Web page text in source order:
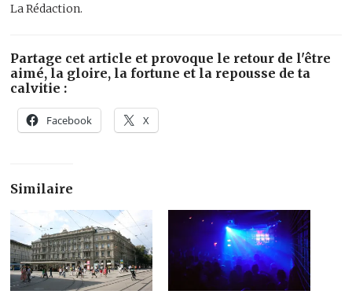
La Rédaction.
Partage cet article et provoque le retour de l'être
aimé, la gloire, la fortune et la repousse de ta
calvitie :
Facebook X
Similaire